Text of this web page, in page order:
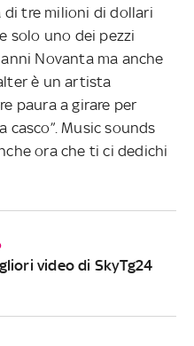
di tre milioni di dollari
solo uno dei pezzi
Novanta ma anche
è un artista
paura a girare per
casco”. Music sounds
ora che ti ci dedichi
video di SkyTg24